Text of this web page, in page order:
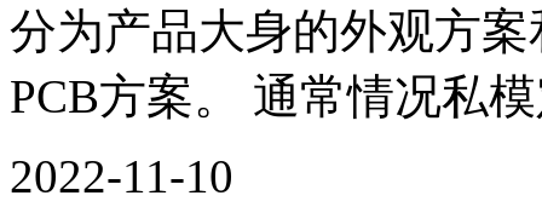
分为产品大身的外观方
PCB方案。 通常情况私
2022-11-10